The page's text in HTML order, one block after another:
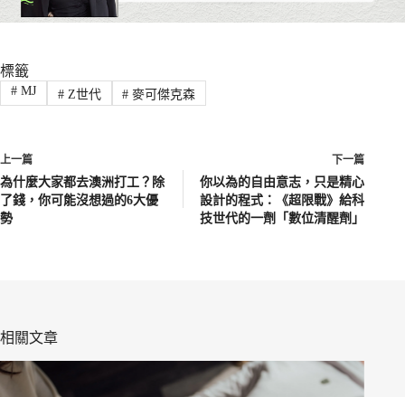
標籤
#MJ #Z世代 # 麥可傑克森
上一篇
為什麼大家都去澳洲打工？除
了錢，你可能沒想過的6大優
勢
下一篇
你以為的自由意志，只是精心
設計的程式：《超限戰》給科
技世代的一劑「數位清醒劑」
相關文章